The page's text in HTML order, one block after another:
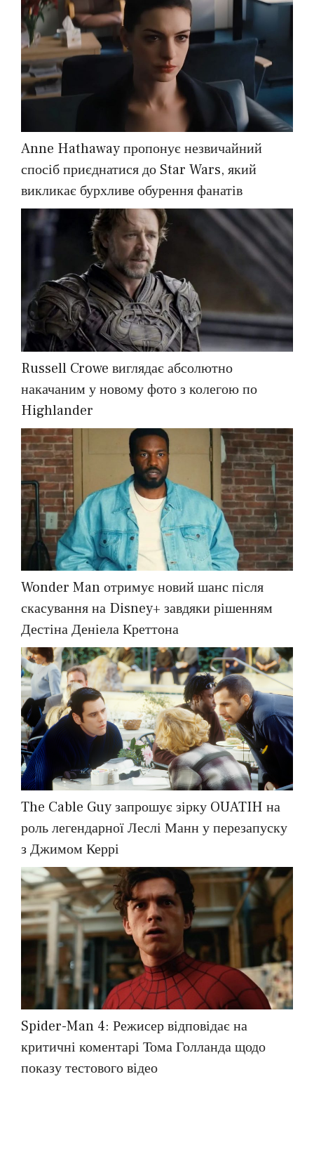
Anne Hathaway пропонує незвичайний
спосіб приєднатися до Star Wars, який
викликає бурхливе обурення фанатів
Russell Crowe виглядає абсолютно
накачаним у новому фото з колегою по
Highlander
Wonder Man отримує новий шанс після
скасування на Disney+ завдяки рішенням
Дестіна Деніела Креттона
The Cable Guy запрошує зірку OUATIH на
роль легендарної Леслі Манн у перезапуску
з Джимом Керрі
Spider-Man 4: Режисер відповідає на
критичні коментарі Тома Голланда щодо
показу тестового відео